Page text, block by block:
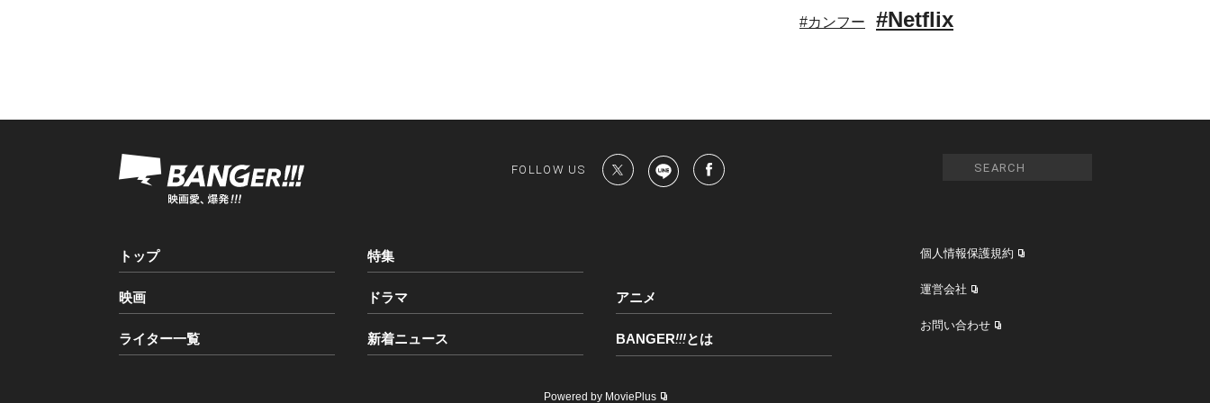
#カンフー #Netflix
FOLLOW US
トップ 特集
映画 ドラマ アニメ
ライター一覧 新着ニュース BANGER!!!とは
個人情報保護規約
運営会社
お問い合わせ
Powered by MoviePlus